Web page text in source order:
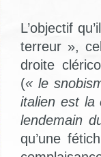
L’objectif
terreur »,
droite
(« le
italien est la
lendemain
qu’une